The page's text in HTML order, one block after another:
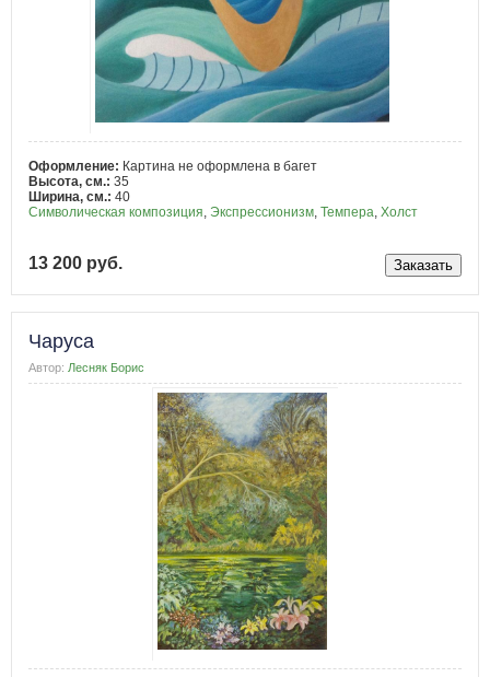
Оформление: Картина не оформлена в багет
Высота, см.: 35
Ширина, см.: 40
Символическая композиция Экспрессионизм Темпера Холст
13 200 руб.
Чаруса
Автор: Лесняк Борис